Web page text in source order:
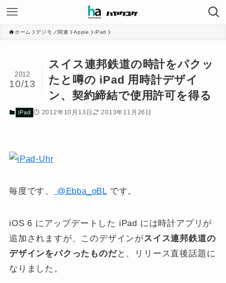
ホーム デジモノ関連 Apple iPad
スイス連邦鉄道の時計をパクッ
たと噂の iPad 用時計デザイ
ン、契約締結で使用許可を得る
2012
10/13
iPad 2012年10月13日 2013年11月26日
毎度です、 @Ebba_oBL です。
iOS 6 にアップデートした iPad には時計アプリが
追加されますが、このデザインがスイス連邦鉄道の
デザインをパクったものだと、リリース直後話題に
なりました。